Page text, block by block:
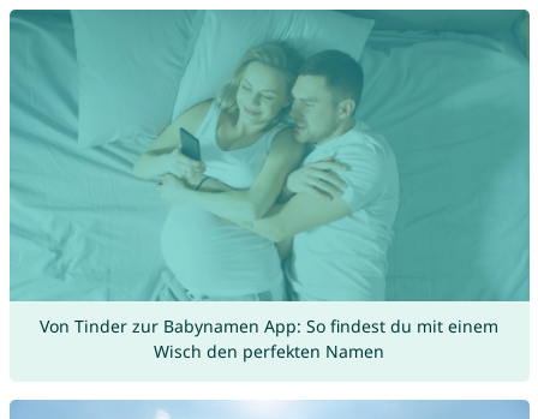
Von Tinder zur Babynamen App: So findest du mit einem
Wisch den perfekten Namen